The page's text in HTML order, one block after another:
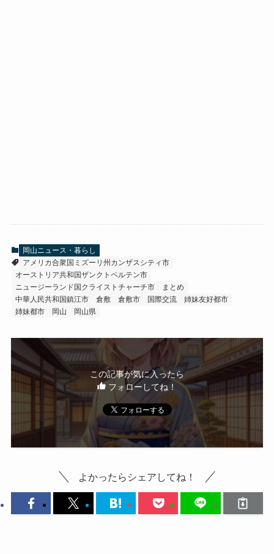
岡山ニュース・暮らし
アメリカ合衆国ミズーリ州カンザスシティ市
オーストリア共和国ザンクトペルテン市
ニュージーランド国クライストチャーチ市
まとめ
中華人民共和国鎮江市
倉敷 倉敷市 国際交流
姉妹友好都市
姉妹都市
岡山 岡山県
この記事が気に入ったら
フォローしてね！
よかったらシェアしてね！